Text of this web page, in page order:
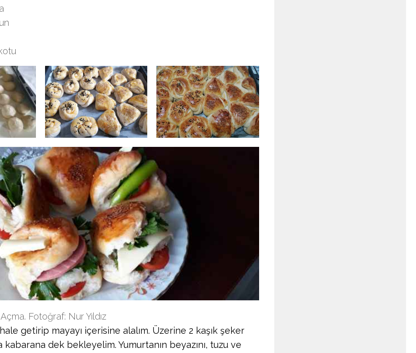
Fotoğraf: Nur Yıldız
getirip mayayı içerisine alalım. Üzerine 2 kaşık şeker
dek bekleyelim. Yumurtanın beyazını, tuzu ve